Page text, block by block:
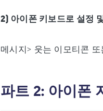
2) 아이폰 키보드로 설정
메시지> 웃는 이모티콘
파트 2: 아이폰